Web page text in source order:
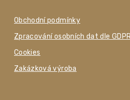
Obchodní podmínky
Zpracování osobních dat dle
Cookies
Zakázková výroba